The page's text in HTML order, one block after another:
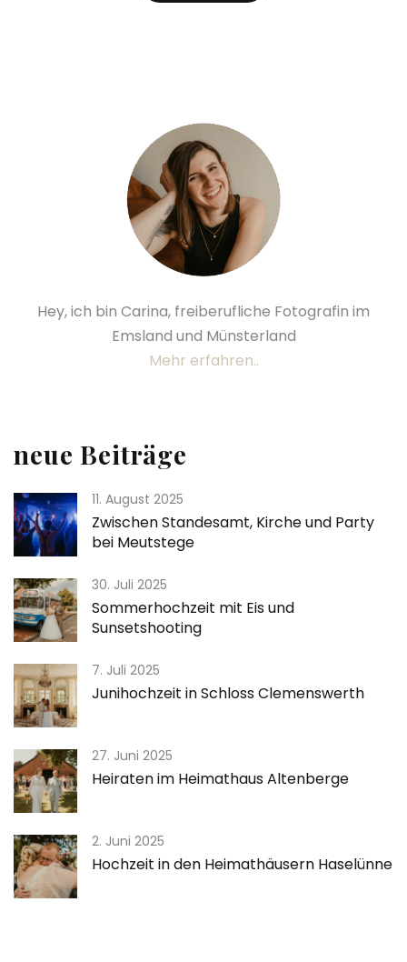
Hey, ich bin Carina, freiberufliche Fotografin im
Emsland und Münsterland
Mehr erfahren..
neue Beiträge
11. August 2025
Zwischen Standesamt, Kirche und Party
bei Meutstege
30. Juli 2025
Sommerhochzeit mit Eis und
Sunsetshooting
7. Juli 2025
Junihochzeit in Schloss Clemenswerth
27. Juni 2025
Heiraten im Heimathaus Altenberge
2. Juni 2025
Hochzeit in den Heimathäusern Haselünne